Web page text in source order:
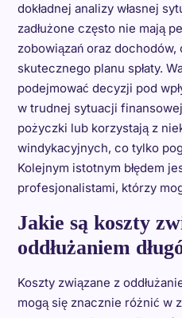
dokładnej analizy własnej
zadłużone często nie mają
zobowiązań oraz
skutecznego planu spłaty.
podejmować decyzji pod
w trudnej sytuacji
pożyczki lub korzystają z
windykacyjnych, co tylko
Kolejnym istotnym błędem
profesjonalistami, którzy
Jakie są koszty
oddłużaniem
Koszty związane z
mogą się znacznie różnić w